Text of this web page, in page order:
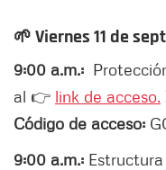
🌱Viernes 11 de
9:00 a.m.:
al 👉 link de acceso.
Código de acceso:
9:00 a.m.: